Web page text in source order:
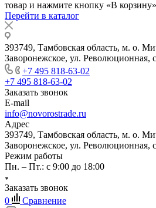
товар и нажмите кнопку «В корзину»
Перейти в каталог
393749, Тамбовская область, м. о.
Заворонежское, ул. Революционная,
+7 495 818-63-02
+7 495 818-63-02
Заказать звонок
E-mail
info@novorostrade.ru
Адрес
393749, Тамбовская область, м. о.
Заворонежское, ул. Революционная,
Режим работы
Пн. – Пт.: с 9:00 до 18:00
Заказать звонок
0
Сравнение